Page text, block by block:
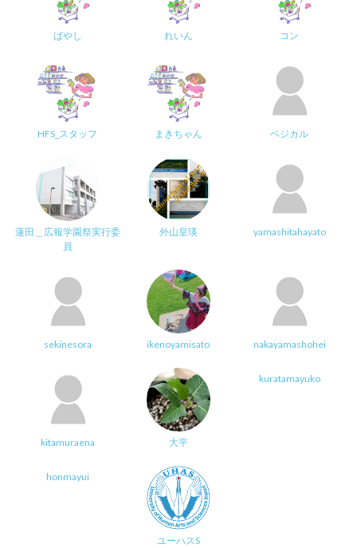
ばやし れいん コン
HFS_スタッフ まきちゃん ベジカル
蓮田＿広報学園祭実行委
員
外山皇瑛 yamashitahayato
sekinesora ikenoyamisato nakayamashohei
kitamuraena 大平
kuratamayuko
honmayui
ユーハスS